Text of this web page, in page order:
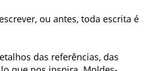
ou antes, toda escrita é
das referências, das